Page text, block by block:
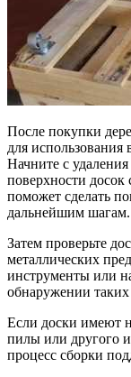
После покупки
для использования
Начните с
поверхности
поможет сделать
дальнейшим шагам.
Затем проверьте
металлических
инструменты или
обнаружении
Если доски имеют
пилы или другого
процесс сборки